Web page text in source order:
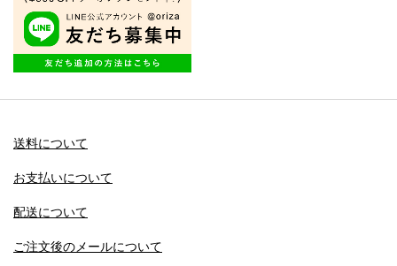
送料について
お支払いについて
配送について
ご注文後のメールについて